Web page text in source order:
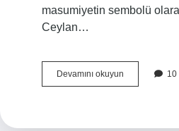
masumiyetin sembolü
Ceylan…
Devamını okuyunErkek
Ceylan
10